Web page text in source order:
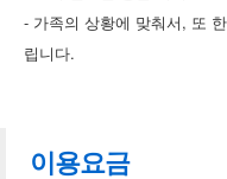
- 가족의 상황에 맞춰서, 또
립니다.
이용요금